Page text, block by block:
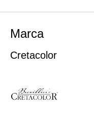
Marca
Cretacolor